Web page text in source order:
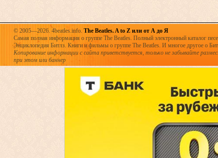
© 2005—2026. 4beatles.info. The Beatles. A to Z или от А до Я
Самая полная информация о группе The Beatles. Полный электронный каталог
Энциклопедия Битлз. Книги и фильмы о группе The Beatles. И многое другое о
Копирование информации с сайта приветствуется, только не забывайте
при этом или баннер